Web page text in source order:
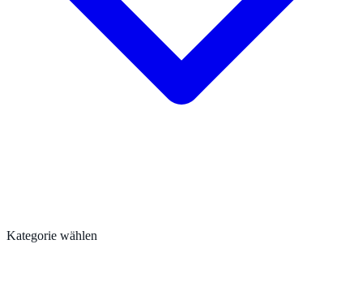
Kategorie wählen